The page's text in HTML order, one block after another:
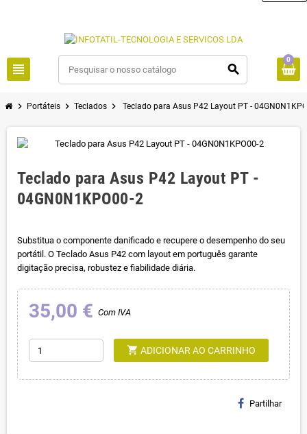
view_headline search
0
chevron_right Portáteis chevron_right Teclados chevron_right Teclado para Asus P42 Layout PT -
Teclado para Asus P42 Layout PT -
04GN0N1KPO00-2
Substitua o componente danificado e recupere o desempenho do seu
portátil. O Teclado Asus P42 com layout em português garante
digitação precisa, robustez e fiabilidade diária.
35,00 € Com IVA
shopping_cart ADICIONAR AO CARRINHO
Partilhar